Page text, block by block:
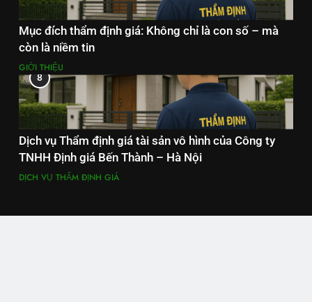
Mục đích thẩm định giá: Không chỉ là con số – mà
còn là niềm tin
GIỚI THIỆU
8
Dịch vụ Thẩm định giá tài sản vô hình của Công ty
TNHH Định giá Bến Thành – Hà Nội
DỊCH VỤ THẨM ĐỊNH GIÁ